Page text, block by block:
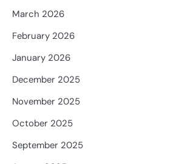
March 2026
February 2026
January 2026
December 2025
November 2025
October 2025
September 2025